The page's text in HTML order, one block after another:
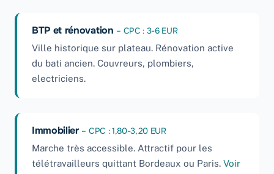
BTP et rénovation – CPC : 3-6 EUR
Ville historique sur plateau. Rénovation active
du bati ancien. Couvreurs, plombiers,
electriciens.
Immobilier – CPC : 1,80-3,20 EUR
Marche très accessible. Attractif pour les
télétravailleurs quittant Bordeaux ou Paris. Voir